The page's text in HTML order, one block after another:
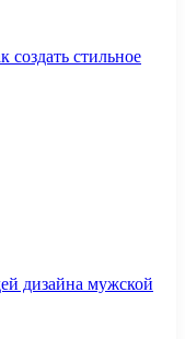
создать стильное
дизайна мужской